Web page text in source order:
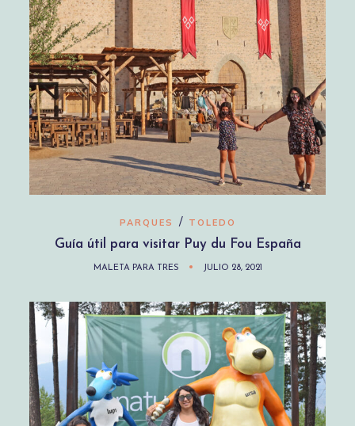
PARQUES / TOLEDO
Guía útil para visitar Puy du Fou España
MALETA PARA TRES JULIO 28, 2021